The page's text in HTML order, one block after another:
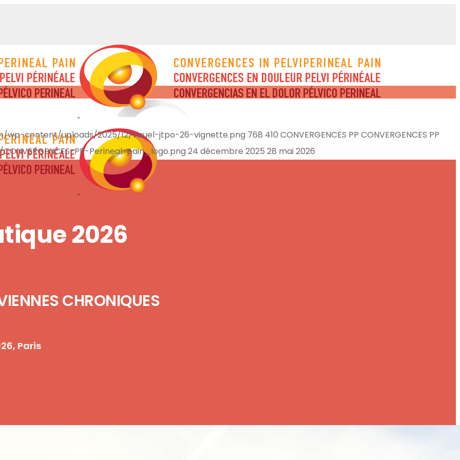
wp-content/uploads/2025/12/visuel-jtpo-26-vignette.png 768 410 CONVERGENCES PP CONVERGENCES PP
PP-Perineal-pain_logo.png 24 décembre 2025 28 mai 2026
2026
CHRONIQUES
Paris